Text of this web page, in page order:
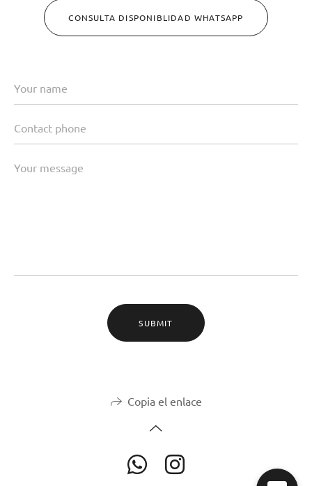
CONSULTA DISPONIBLIDAD WHATSAPP
SUBMIT
Copia el enlace